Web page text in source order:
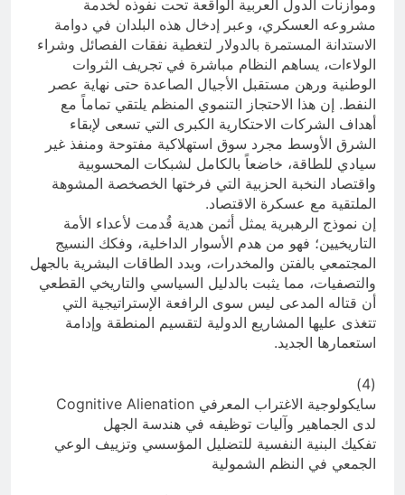
وموازنات الدول العربية الواقعة تحت نفوذه لخدمة
مشروعه العسكري، وعبر إدخال هذه البلدان في دوامة
الاستدانة المستمرة بالدولار لتغطية نفقات الفصائل وشراء
الولاءات، يساهم النظام مباشرة في تجريف الثروات
الوطنية ورهن مستقبل الأجيال الصاعدة حتى نهاية عصر
النفط. إن هذا الاحتجاز التنموي المنظم يلتقي تماماً مع
أهداف الشركات الاحتكارية الكبرى التي تسعى لإبقاء
الشرق الأوسط مجرد سوق استهلاكية مفتوحة ومنفذ غير
سيادي للطاقة، خاضعاً بالكامل لشبكات المحسوبية
واقتصاد النخبة الحزبية التي فرختها الخصخصة المشوهة
الملتقية مع عسكرة الاقتصاد.
إن نموذج الرهبرية يمثل أثمن هدية قُدمت لأعداء الأمة
التاريخيين؛ فهو من هدم الأسوار الداخلية، وفكك النسيج
المجتمعي بالفتن والمخدرات، وبدد الطاقات البشرية بالجهل
والتصفيات، مما يثبت بالدليل السياسي والتاريخي القطعي
أن قتاله المدعى ليس سوى الرافعة الإستراتيجية التي
تتغذى عليها المشاريع الدولية لتقسيم المنطقة وإدامة
استعمارها الجديد.
(4)
سايكولوجية الاغتراب المعرفي Cognitive Alienation
لدى الجماهير وآليات توظيفه في هندسة الجهل
تفكيك البنية النفسية للتضليل المؤسسي وتزييف الوعي
الجمعي في النظم الشمولية